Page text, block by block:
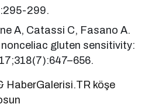
299.
A, Catassi C, Fasano A.
gluten sensitivity:
HaberGalerisi.TR köşe